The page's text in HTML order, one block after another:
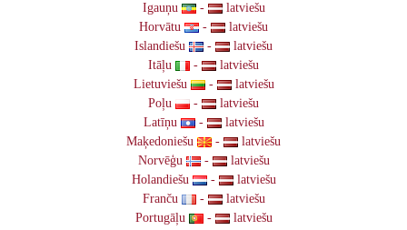
Igauņu
-
latviešu
Horvātu
-
latviešu
Islandiešu
-
latviešu
Itāļu
-
latviešu
Lietuviešu
-
latviešu
Poļu
-
latviešu
Latīņu
-
latviešu
Maķedoniešu
-
latviešu
Norvēģu
-
latviešu
Holandiešu
-
latviešu
Franču
-
latviešu
Portugāļu
- latviešu